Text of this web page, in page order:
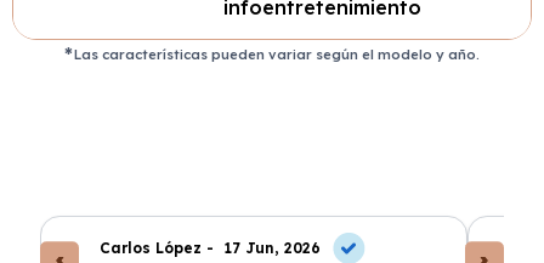
infoentretenimiento
Las características pueden variar según el modelo y año.
Carlos López - 17 Jun, 2026